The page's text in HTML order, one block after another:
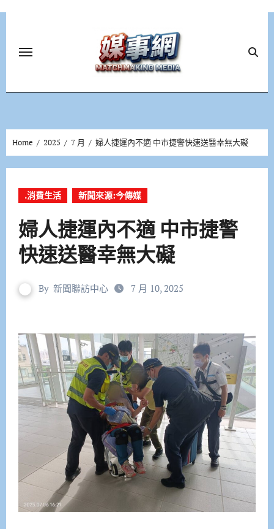
Home 2025 7 月 婦人捷運內不適 中市捷警快速送醫幸無大礙
.消費生活 新聞來源:今傳媒
婦人捷運內不適 中市捷警
快速送醫幸無大礙
By 新聞聯訪中心 7 月 10, 2025